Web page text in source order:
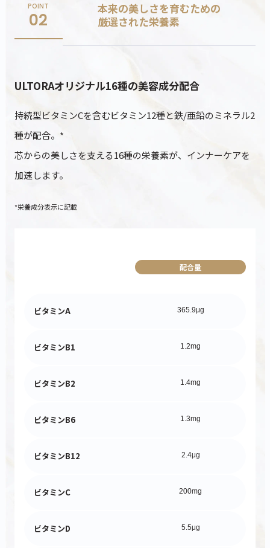
POINT
02
本来の美しさを育むための
厳選された栄養素
ULTORAオリジナル16種の美容成分配合
持続型ビタミンCを含むビタミン12種と鉄/亜鉛のミネラル2
種が配合。*
芯からの美しさを支える16種の栄養素が、インナーケアを
加速します。
*栄養成分表示に記載
配合量
ビタミンA 365.9μg
ビタミンB1 1.2mg
ビタミンB2 1.4mg
ビタミンB6 1.3mg
ビタミンB12 2.4μg
ビタミンC 200mg
ビタミンD 5.5μg